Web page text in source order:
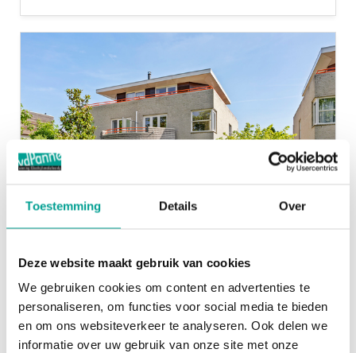
Toestemming Details Over
Deze website maakt gebruik van cookies
We gebruiken cookies om content en advertenties te
personaliseren, om functies voor social media te bieden
en om ons websiteverkeer te analyseren. Ook delen we
informatie over uw gebruik van onze site met onze
Gouwe 27
NIEUWERKERK AAN DEN IJSSEL
Vraagprijs:€ 650.000,- k.k.
252 m2 159 m2 6 kamers